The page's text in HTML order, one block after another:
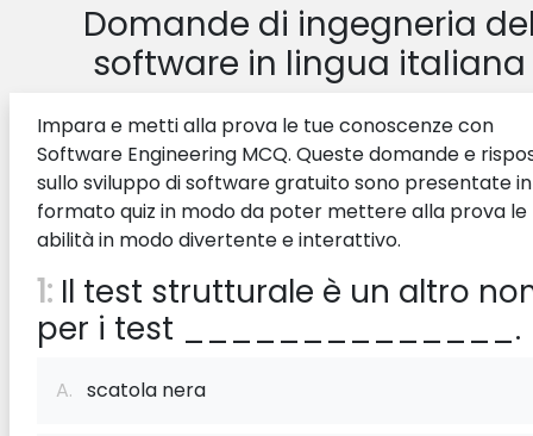
Domande di ingegneria
software in lingua italiana
Impara e metti alla prova le tue conoscenze con
Software Engineering MCQ. Queste domande e
sullo sviluppo di software gratuito sono presentate in
formato quiz in modo da poter mettere alla prova le
abilità in modo divertente e interattivo.
1: Il test strutturale è un altro
per i test ______________.
A. scatola nera